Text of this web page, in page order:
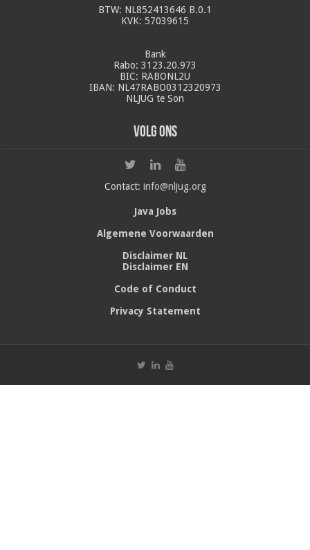
BTW: NL852413646 B.0.1
KVK: 57039615
Bank
Rabo: 3123.20.973
BIC: RABONL2U
IBAN: NL47RABO0312320973
NLJUG te Son
Volg ons
Contact: info@nljug.org
Java Jobs
Algemene Voorwaarden
Disclaimer NL
Disclaimer EN
Code of Conduct
Privacy Statement